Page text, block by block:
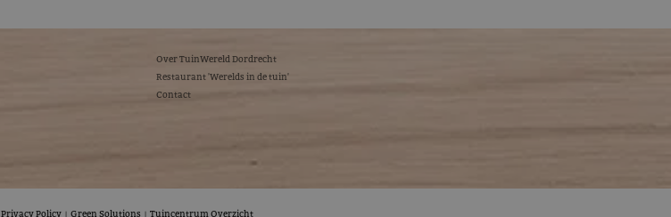
Over TuinWereld Dordrecht
Restaurant 'Werelds in de tuin'
Contact
Privacy Policy Green Solutions Tuincentrum Overzicht